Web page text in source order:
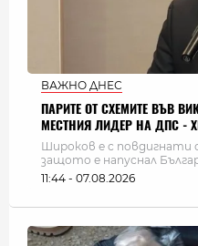
ВАЖНО ДНЕС
ПАРИТЕ ОТ СХЕМИТЕ ВЪВ
МЕСТНИЯ ЛИДЕР НА ДПС -
Широков е с повдигнати
защото е напуснал
11:44 - 07.08.2026